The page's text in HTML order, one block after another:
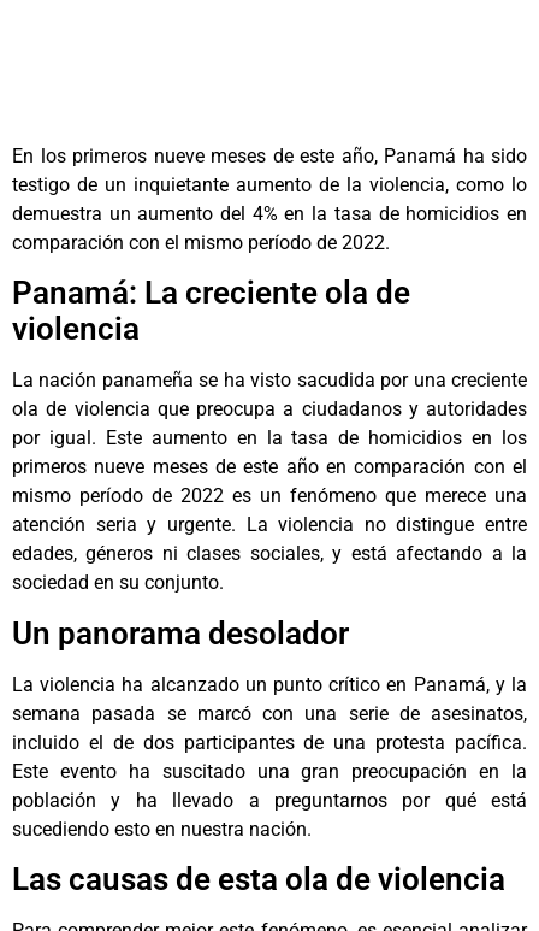
En los primeros nueve meses de este año, Panamá ha sido
testigo de un inquietante aumento de la violencia, como lo
demuestra un aumento del 4% en la tasa de homicidios en
comparación con el mismo período de 2022.
Panamá: La creciente ola de
violencia
La nación panameña se ha visto sacudida por una creciente
ola de violencia que preocupa a ciudadanos y autoridades
por igual. Este aumento en la tasa de homicidios en los
primeros nueve meses de este año en comparación con el
mismo período de 2022 es un fenómeno que merece una
atención seria y urgente. La violencia no distingue entre
edades, géneros ni clases sociales, y está afectando a la
sociedad en su conjunto.
Un panorama desolador
La violencia ha alcanzado un punto crítico en Panamá, y la
semana pasada se marcó con una serie de asesinatos,
incluido el de dos participantes de una protesta pacífica.
Este evento ha suscitado una gran preocupación en la
población y ha llevado a preguntarnos por qué está
sucediendo esto en nuestra nación.
Las causas de esta ola de violencia